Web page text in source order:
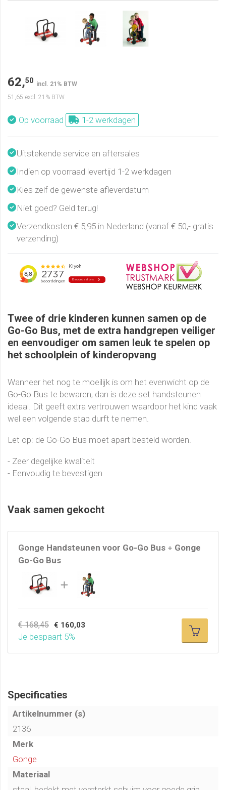
62,50 incl. 21% BTW
51,65 excl. 21% BTW
Op voorraad 1-2 werkdagen
Uitstekende service en aftersales
Indien op voorraad levertijd 1-2 werkdagen
Kies zelf de gewenste afleverdatum
Niet goed? Geld terug!
Verzendkosten € 5,95 in Nederland (vanaf € 50,- gratis
verzending)
Twee of drie kinderen kunnen samen op de
Go-Go Bus, met de extra handgrepen veiliger
en eenvoudiger om samen leuk te spelen op
het schoolplein of kinderopvang
Wanneer het nog te moeilijk is om het evenwicht op de
Go-Go Bus te bewaren, dan is deze set handsteunen
ideaal. Dit geeft extra vertrouwen waardoor het kind vaak
wel een volgende stap durft te nemen.
Let op: de Go-Go Bus moet apart besteld worden.
- Zeer degelijke kwaliteit
- Eenvoudig te bevestigen
Vaak samen gekocht
Gonge Handsteunen voor Go-Go Bus + Gonge
Go-Go Bus
€ 168,45 € 160,03
Je bespaart 5%
Specificaties
Artikelnummer (s)
2136
Merk
Gonge
Materiaal